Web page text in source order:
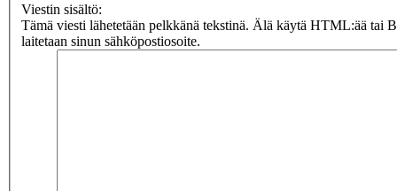
Viestin sisältö:
Tämä viesti lähetetään pelkkänä tekstinä. Älä käytä HTML:ää tai
laitetaan sinun sähköpostiosoite.